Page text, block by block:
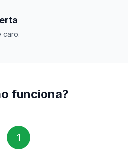
caro.
funciona?
1